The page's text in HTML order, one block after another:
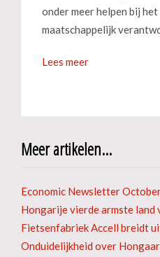
onder meer helpen bij
maatschappelijk
Lees meer
Meer artikelen...
Economic Newsletter
Hongarije vierde armste land
Fietsenfabriek Accell breidt
Onduidelijkheid over